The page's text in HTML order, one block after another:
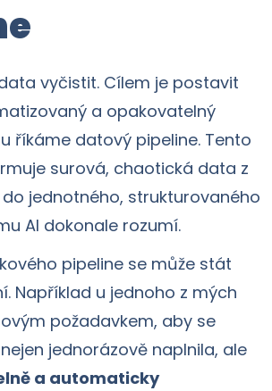
vyčistit. Cílem je postavit
a opakovatelný
říkáme datový pipeline. Tento
surová, chaotická data z
jednotného, strukturovaného
AI dokonale rozumí.
pipeline se může stát
Například u jednoho z mých
požadavkem, aby se
jednorázově naplnila, ale
a automaticky